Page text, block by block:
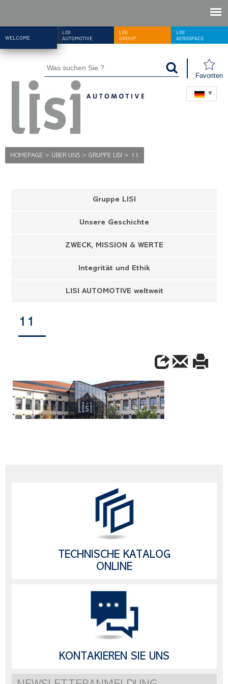
WELCOME
LISI
AUTOMOTIVE
LISI
GROUP
LISI
AEROSPACE
Favoriten
HOMEPAGE > ÜBER UNS > GRUPPE LISI > 11
Gruppe LISI
Unsere Geschichte
ZWECK, MISSION & WERTE
Integrität und Ethik
LISI AUTOMOTIVE weltweit
11
TECHNISCHE KATALOG
ONLINE
KONTAKIEREN SIE UNS